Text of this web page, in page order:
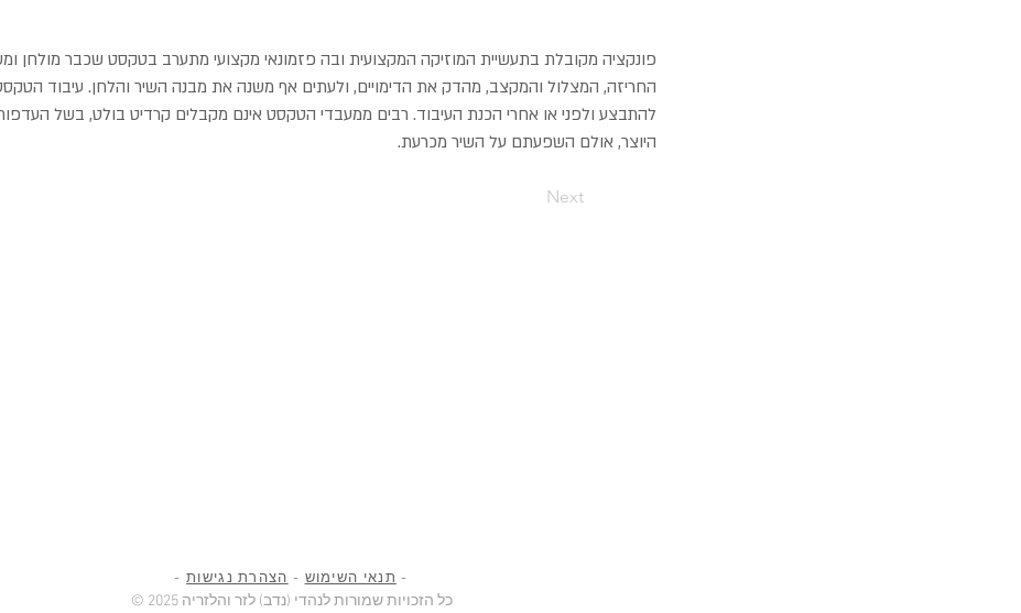
פונקציה מקובלת בתעשיית המוזיקה המקצועית ובה פזמונאי מקצועי מתערב בטקסט שכבר מולחן
החריזה, המצלול והמקצב, מהדק את הדימויים, ולעתים אף משנה את מבנה השיר והלחן. עיבוד
להתבצע ולפני או אחרי הכנת העיבוד. רבים ממעבדי הטקסט אינם מקבלים קרדיט בולט, בשל
היוצר, אולם השפעתם על השיר מכרעת.
Next
- תנאי השימוש - הצהרת נגישות-
© 2025 כל הזכויות שמורות לנהדי (נדב) לזר והלזריה